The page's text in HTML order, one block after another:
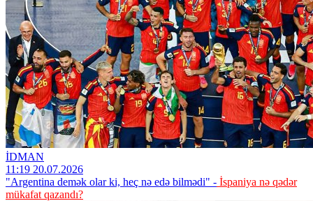
İDMAN
11:19 20.07.2026
"Argentina demək olar ki, heç nə edə bilmədi" - İspaniya nə qədər
mükafat qazandı?